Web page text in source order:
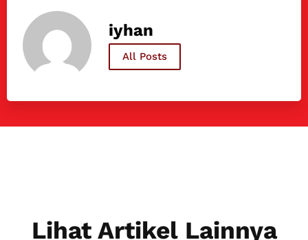
iyhan
All Posts
Lihat Artikel Lainnya